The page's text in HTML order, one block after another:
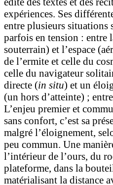
expériences. Ses
entre plusieurs situations
parfois en tension : entre
souterrain) et l’espace
de l’ermite et celle du
celle du navigateur
directe (in situ) et un
(un hors d’atteinte) ;
L’enjeu premier et
sans confort, c’est sa
malgré l’éloignement,
peu commun. Une
l’intérieur de l’ours, du
plateforme, dans la
matérialisant la distance